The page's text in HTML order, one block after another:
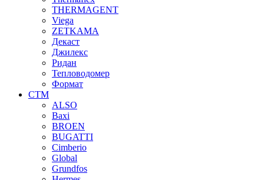
THERMAGENT
Viega
ZETKAMA
Декаст
Джилекс
Ридан
Тепловодомер
Формат
СТМ
ALSO
Baxi
BROEN
BUGATTI
Cimberio
Global
Grundfos